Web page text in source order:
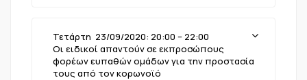
Τετάρτη 23/09/2020: 20:00 – 22:00
Οι ειδικοί απαντούν σε εκπροσώπους
φορέων ευπαθών ομάδων για την προστασία
τους από τον κορωνοϊό